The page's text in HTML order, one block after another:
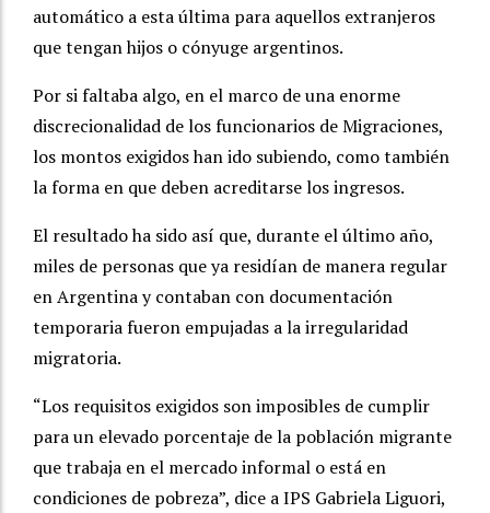
automático a esta última para aquellos extranjeros
que tengan hijos o cónyuge argentinos.
Por si faltaba algo, en el marco de una enorme
discrecionalidad de los funcionarios de Migraciones,
los montos exigidos han ido subiendo, como también
la forma en que deben acreditarse los ingresos.
El resultado ha sido así que, durante el último año,
miles de personas que ya residían de manera regular
en Argentina y contaban con documentación
temporaria fueron empujadas a la irregularidad
migratoria.
“Los requisitos exigidos son imposibles de cumplir
para un elevado porcentaje de la población migrante
que trabaja en el mercado informal o está en
condiciones de pobreza”, dice a IPS Gabriela Liguori,